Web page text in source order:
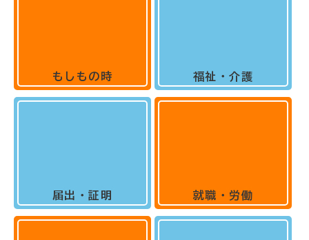
もしもの時
届出・証明
福祉・介護
就職・労働